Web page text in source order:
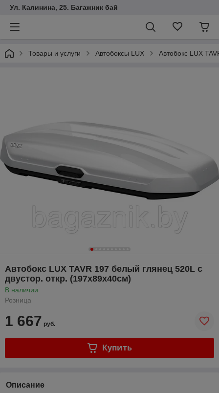
Ул. Калинина, 25. Багажник бай
Товары и услуги Автобоксы LUX Автобокс LUX
Автобокс LUX TAVR 197 белый глянец 520L с
двустор. откр. (197х89х40см)
В наличии
Розница
1 667 руб.
Купить
Описание